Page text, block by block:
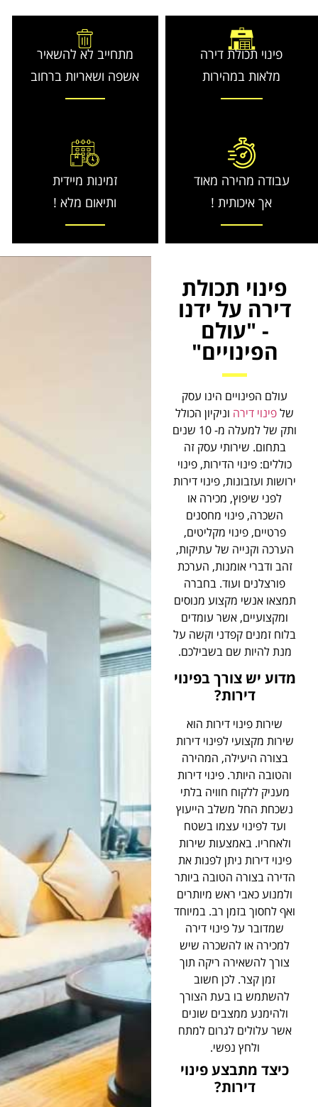
פינוי תכולת דירה
מלאות במהירות
מתחייב לא להשאיר
אשפה ושאריות ברחוב
עבודה מהירה מאוד
אך איכותית !
זמינות מיידית
ותיאום מלא !
פינוי תכולת
דירה על ידנו
- "עולם
הפינויים"
עולם הפינויים הינו עסק
שלפינוי דירה וניקיון הכולל
ותק של למעלה מ- 10 שנים
בתחום. שירותי עסק זה
כוללים: פינוי הדירות, פינוי
ירושות ועזבונות, פינוי דירות
לפני שיפוץ, מכירה או
השכרה, פינוי מחסנים
פרטיים, פינוי מקליטים,
הערכה וקנייה של עתיקות,
זהב ודברי אומנות, הערכת
פורצלנים ועוד. בחברה
תמצאו אנשי מקצוע מנוסים
ומקצועיים, אשר עומדים
בלוח זמנים קפדני וקשה על
מנת להיות שם בשבילכם.
מדוע יש צורך בפינוי
דירות?
שירות פינוי דירות הוא
שירות מקצועי לפינוי דירות
בצורה היעילה, המהירה
והטובה היותר. פינוי דירות
מעניק ללקוח חוויה בלתי
נשכחת החל משלב הייעוץ
ועד לפינוי עצמו בשטח
ולאחריו. באמצעות שירות
פינוי דירות ניתן לפנות את
הדירה בצורה הטובה ביותר
ולמנוע כאבי ראש מיותרים
ואף לחסוך בזמן רב. במיוחד
שמדובר על פינוי דירה
למכירה או להשכרה שיש
צורך להשאירה ריקה תוך
זמן קצר. לכן חשוב
להשתמש בו בעת הצורך
ולהימנע ממצבים שונים
אשר עלולים לגרום למתח
ולחץ נפשי.
כיצד מתבצע פינוי
דירות?